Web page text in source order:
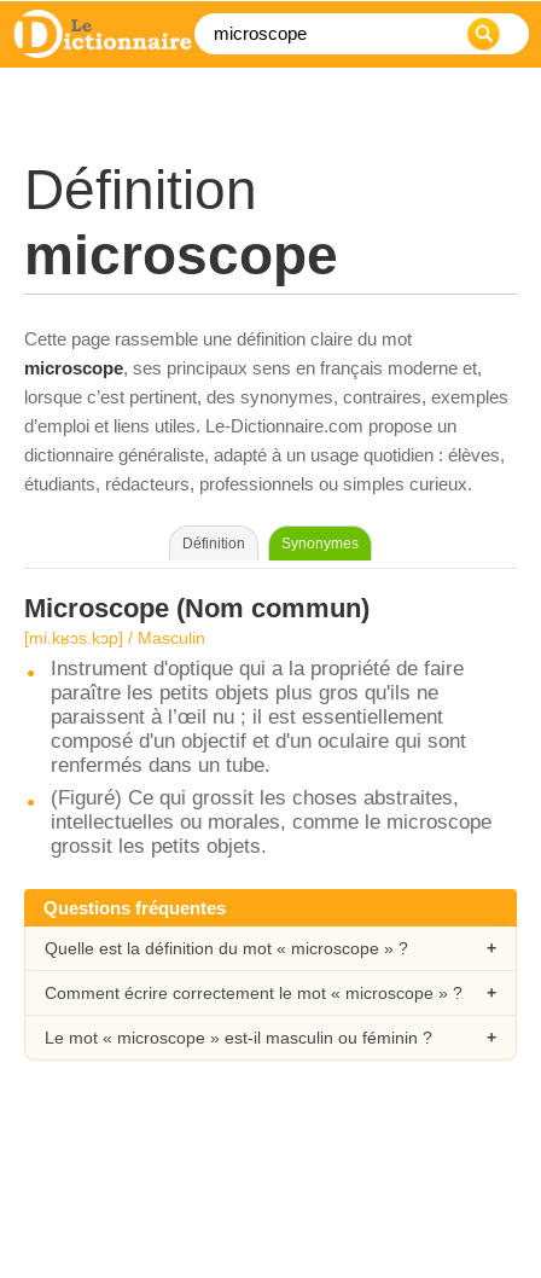
Définition
microscope
Cette page rassemble une définition claire du mot
microscope, ses principaux sens en français moderne et,
lorsque c’est pertinent, des synonymes, contraires, exemples
d’emploi et liens utiles. Le-Dictionnaire.com propose un
dictionnaire généraliste, adapté à un usage quotidien : élèves,
étudiants, rédacteurs, professionnels ou simples curieux.
Définition Synonymes
Microscope (Nom commun)
[mi.kʁɔs.kɔp] / Masculin
Instrument d'optique qui a la propriété de faire
paraître les petits objets plus gros qu'ils ne
paraissent à l’œil nu ; il est essentiellement
composé d'un objectif et d'un oculaire qui sont
renfermés dans un tube.
(Figuré) Ce qui grossit les choses abstraites,
intellectuelles ou morales, comme le microscope
grossit les petits objets.
Questions fréquentes
Quelle est la définition du mot « microscope » ?
Comment écrire correctement le mot « microscope » ?
Le mot « microscope » est-il masculin ou féminin ?